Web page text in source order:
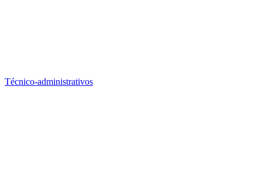
Técnico-administrativos